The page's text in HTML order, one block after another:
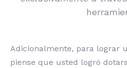
Adicionalmente, para lograr
piense que usted logró